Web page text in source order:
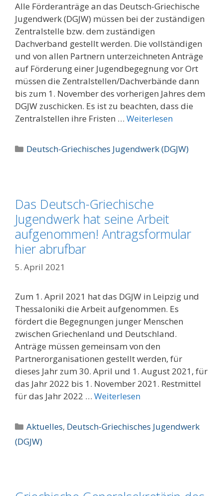
Alle Förderanträge an das Deutsch-Griechische
Jugendwerk (DGJW) müssen bei der zuständigen
Zentralstelle bzw. dem zuständigen
Dachverband gestellt werden. Die vollständigen
und von allen Partnern unterzeichneten Anträge
auf Förderung einer Jugendbegegnung vor Ort
müssen die Zentralstellen/Dachverbände dann
bis zum 1. November des vorherigen Jahres dem
DGJW zuschicken. Es ist zu beachten, dass die
Zentralstellen ihre Fristen … Weiterlesen
Kategorien
Deutsch-Griechisches Jugendwerk (DGJW)
Das Deutsch-Griechische
Jugendwerk hat seine Arbeit
aufgenommen! Antragsformular
hier abrufbar
5. April 2021
Zum 1. April 2021 hat das DGJW in Leipzig und
Thessaloniki die Arbeit aufgenommen. Es
fördert die Begegnungen junger Menschen
zwischen Griechenland und Deutschland.
Anträge müssen gemeinsam von den
Partnerorganisationen gestellt werden, für
dieses Jahr zum 30. April und 1. August 2021, für
das Jahr 2022 bis 1. November 2021. Restmittel
für das Jahr 2022 … Weiterlesen
Kategorien
Aktuelles, Deutsch-Griechisches Jugendwerk
(DGJW)